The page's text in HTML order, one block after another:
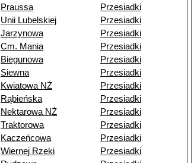
Praussa
Przesiadki
Unii Lubelskiej
Przesiadki
Jarzynowa
Przesiadki
Cm. Mania
Przesiadki
Biegunowa
Przesiadki
Siewna
Przesiadki
Kwiatowa NŻ
Przesiadki
Rąbieńska
Przesiadki
Nektarowa NŻ
Przesiadki
Traktorowa
Przesiadki
Kaczeńcowa
Przesiadki
Wiernej Rzeki
Przesiadki